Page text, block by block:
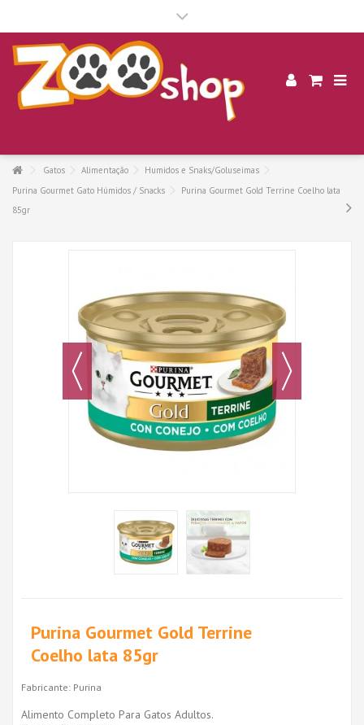
Gatos Alimentação
Humidos e Snaks/Goluseimas
Purina Gourmet Gato Húmidos / Snacks
Purina Gourmet Gold Terrine Coelho lata
85gr
Purina Gourmet Gold Terrine
Coelho lata 85gr
Fabricante: Purina
Alimento Completo Para Gatos Adultos.